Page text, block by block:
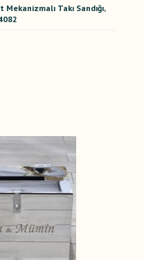
Takı Sandığı,